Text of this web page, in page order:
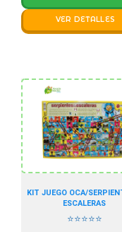
VER DETALLES
KIT JUEGO OCA/
ESCALERAS
⭐⭐⭐⭐⭐